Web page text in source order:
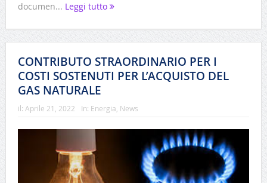
documen... Leggi tutto
CONTRIBUTO STRAORDINARIO PER I
COSTI SOSTENUTI PER L’ACQUISTO DEL
GAS NATURALE
il: Aprile 21, 2022 In: Energia, News